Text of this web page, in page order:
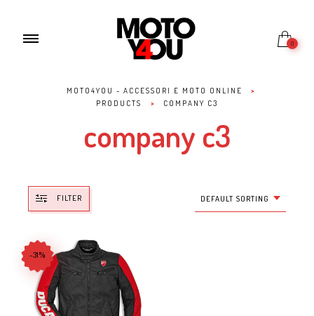
0
MOTO4YOU - ACCESSORI E MOTO ONLINE
>
PRODUCTS
> COMPANY C3
company c3
FILTER DEFAULT SORTING
-31%